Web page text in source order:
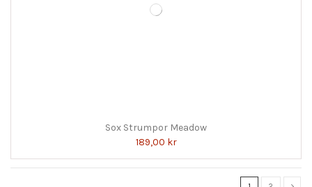
Sox Strumpor Meadow
189,00 kr